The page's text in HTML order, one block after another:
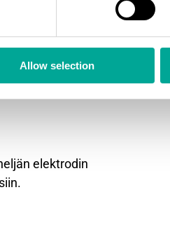
Allow selection
elektrodin